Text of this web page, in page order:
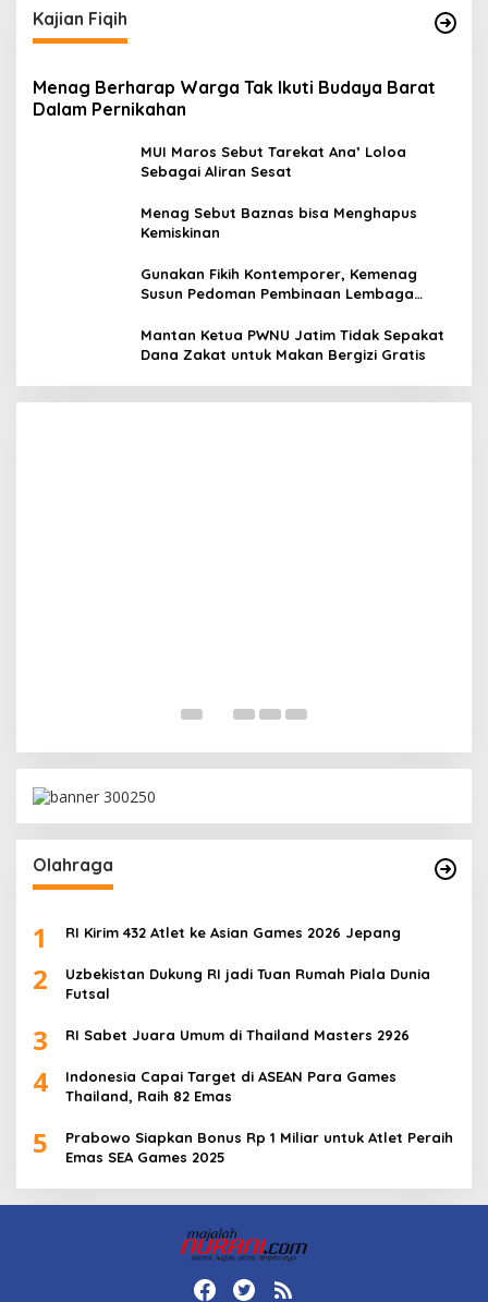
Kajian Fiqih
Menag Berharap Warga Tak Ikuti Budaya Barat
Dalam Pernikahan
MUI Maros Sebut Tarekat Ana’ Loloa
Sebagai Aliran Sesat
Menag Sebut Baznas bisa Menghapus
Kemiskinan
Gunakan Fikih Kontemporer, Kemenag
Susun Pedoman Pembinaan Lembaga
Mantan Ketua PWNU Jatim Tidak Sepakat
Dana Zakat untuk Makan Bergizi Gratis
Megawati Terbitkan Surat Internal, Tegaskan
Posisi PDIP Sebagai Partai Penyeimbang
Olahraga
1 RI Kirim 432 Atlet ke Asian Games 2026 Jepang
2
Uzbekistan Dukung RI jadi Tuan Rumah Piala Dunia
Futsal
3 RI Sabet Juara Umum di Thailand Masters 2926
4
Indonesia Capai Target di ASEAN Para Games
Thailand, Raih 82 Emas
5
Prabowo Siapkan Bonus Rp 1 Miliar untuk Atlet Peraih
Emas SEA Games 2025